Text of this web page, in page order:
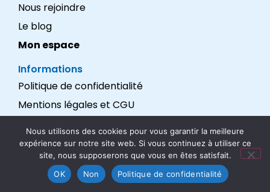
Nous rejoindre
Le blog
Mon espace
Informations
Politique de confidentialité
Mentions légales et CGU
Nous suivre
Nous utilisons des cookies pour vous garantir la meilleure
expérience sur notre site web. Si vous continuez à utiliser ce
site, nous supposerons que vous en êtes satisfait.
OK
Non Politique de confidentialité